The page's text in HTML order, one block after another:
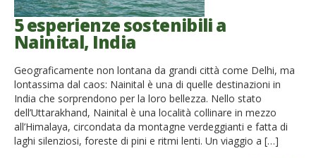
5 esperienze sostenibili a
Nainital, India
Geograficamente non lontana da grandi città come Delhi, ma
lontassima dal caos: Nainital è una di quelle destinazioni in
India che sorprendono per la loro bellezza. Nello stato
dell’Uttarakhand, Nainital è una località collinare in mezzo
all’Himalaya, circondata da montagne verdeggianti e fatta di
laghi silenziosi, foreste di pini e ritmi lenti. Un viaggio a […]